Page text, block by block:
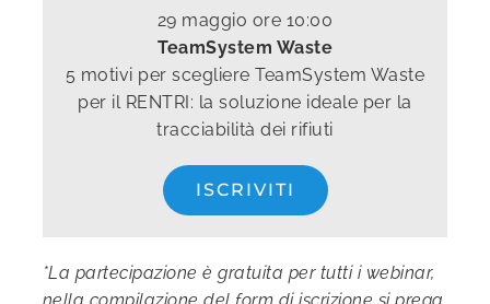
29 maggio ore 10:00
TeamSystem Waste
5 motivi per scegliere TeamSystem Waste
per il RENTRI: la soluzione ideale per la
tracciabilità dei rifiuti
ISCRIVITI
*La partecipazione è gratuita per tutti i webinar,